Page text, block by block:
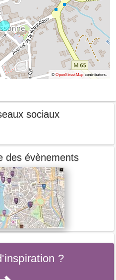
©OpenStreetMapcontributors.
sociaux
des évènements
?